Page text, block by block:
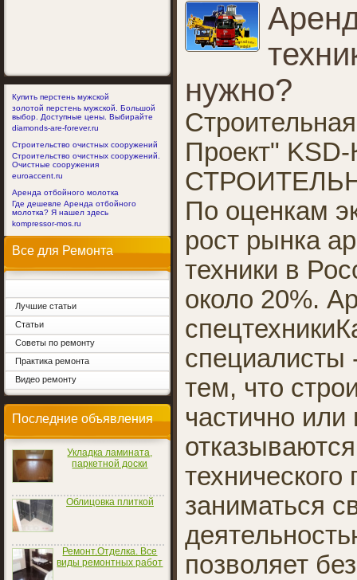
Купить перстень мужской
золотой перстень мужской. Большой
выбор. Доступные цены. Выбирайте
diamonds-are-forever.ru
Строительство очистных сооружений
Строительство очистных сооружений.
Очистные сооружения
euroaccent.ru
Аренда отбойного молотка
Где дешевле Аренда отбойного
молотка? Я нашел здесь
kompressor-mos.ru
Все для Ремонта
Лучшие статьи
Статьи
Советы по ремонту
Практика ремонта
Видео ремонту
Последние объявления
Укладка ламината,
паркетной доски
Облицовка плиткой
Ремонт.Отделка. Все
виды ремонтных работ
нужно?
Проект"
По оценкам
рост рынка
техники в
около 20%.
специалисты
тем, что
частично
заниматься
позволяет